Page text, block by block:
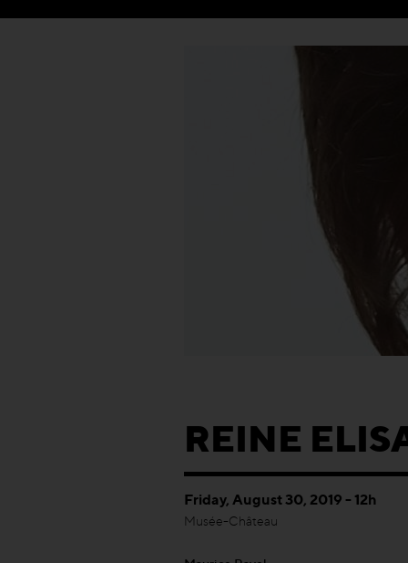
REINE
Friday, August 30, 2019 - 12h
Musée-Château